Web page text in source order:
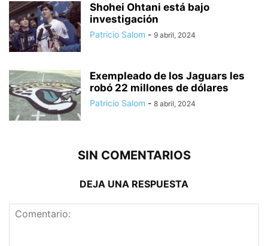
Shohei Ohtani está bajo
investigación
Patricio Salom - 9 abril, 2024
Exempleado de los Jaguars les
robó 22 millones de dólares
Patricio Salom - 8 abril, 2024
SIN COMENTARIOS
DEJA UNA RESPUESTA